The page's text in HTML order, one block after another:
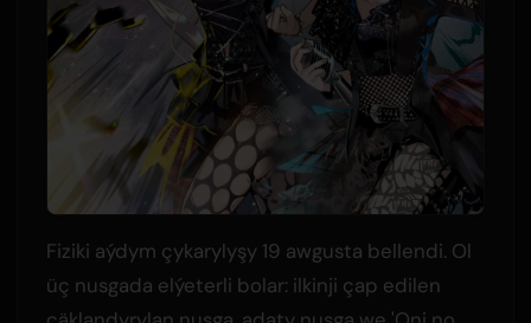
Fiziki aýdym çykarylyşy 19 awgusta bellendi. Ol
üç nusgada elýeterli bolar: ilkinji çap edilen